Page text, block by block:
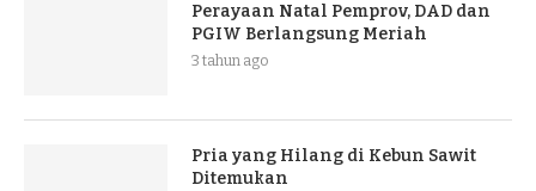
Perayaan Natal Pemprov, DAD dan
PGIW Berlangsung Meriah
3 tahun ago
Pria yang Hilang di Kebun Sawit
Ditemukan